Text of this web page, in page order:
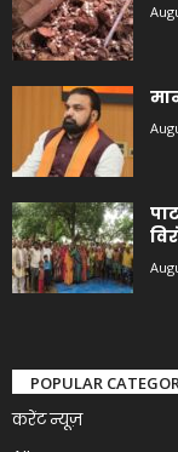
POPULAR
करेंट न्यूज़